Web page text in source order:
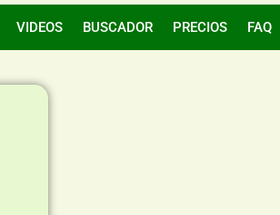
VIDEOS BUSCADOR PRECIOS FAQ